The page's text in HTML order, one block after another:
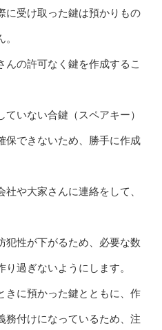
に受け取った鍵は預かりもの
んの許可なく鍵を作成するこ
いない合鍵（スペアキー）
保できないため、勝手に作成
や大家さんに連絡をして、
犯性が下がるため、必要な数
過ぎないようにします。
きに預かった鍵とともに、作
務付けになっているため、注